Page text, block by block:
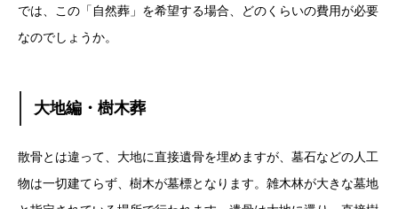
では、この「自然葬」を希望する場合、どのくらいの費用が必要
なのでしょうか。
大地編・樹木葬
散骨とは違って、大地に直接遺骨を埋めますが、墓石などの人工
物は一切建てらず、樹木が墓標となります。雑木林が大きな墓地